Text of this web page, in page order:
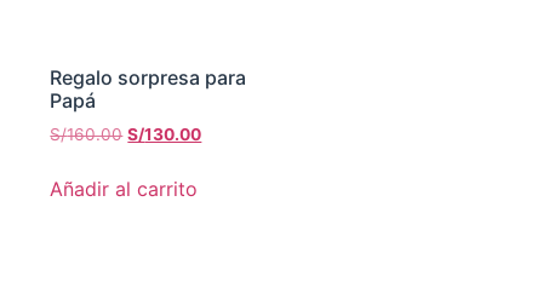
Regalo sorpresa para
Papá
S/160.00 S/130.00
Añadir al carrito